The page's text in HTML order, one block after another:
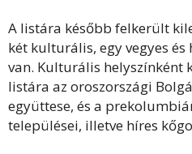
A listára később felkerült
két kulturális, egy vegyes
van. Kulturális helyszínként
listára az oroszországi
együttese, és a
települései, illetve híres